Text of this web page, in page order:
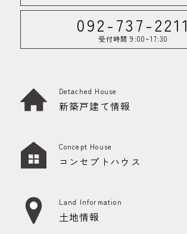
092-737-2211
受付時間 9:00~17:30
Detached House
新築戸建て情報
Concept House
コンセプトハウス
Land Information
土地情報